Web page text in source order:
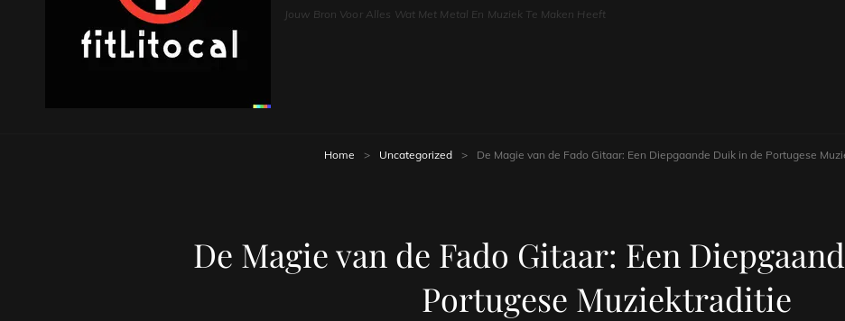
Jouw Bron Voor Alles Wat Met Metal En Muziek Te Maken Heeft
Home > Uncategorized > De Magie van de Fado Gitaar: Een Diepgaande Duik in de Portugese
De Magie van de Fado Gitaar: Een
Portugese Muziektraditie